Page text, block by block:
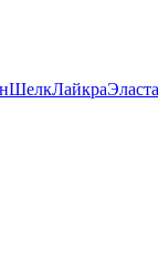
ШелкЛайкра